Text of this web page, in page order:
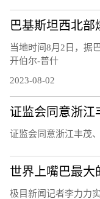
巴基斯坦西北部
当地时间8月2日，据
开伯尔-普什
2023-08-02
证监会同意浙江
证监会同意浙江丰茂
极目新闻记者李力力